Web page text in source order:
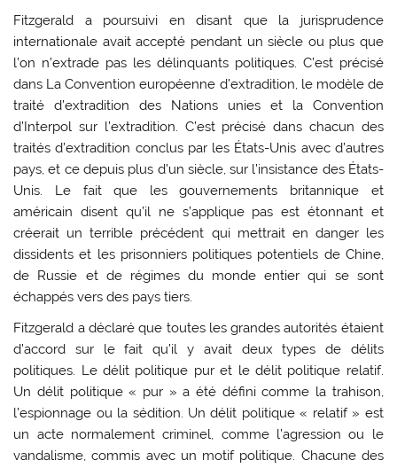
Fitzgerald a poursuivi en disant que la jurisprudence
internationale avait accepté pendant un siècle ou plus que
l’on n’extrade pas les délinquants politiques. C’est précisé
dans La Convention européenne d’extradition, le modèle de
traité d’extradition des Nations unies et la Convention
d’Interpol sur l’extradition. C’est précisé dans chacun des
traités d’extradition conclus par les États-Unis avec d’autres
pays, et ce depuis plus d’un siècle, sur l’insistance des États-
Unis. Le fait que les gouvernements britannique et
américain disent qu’il ne s’applique pas est étonnant et
créerait un terrible précédent qui mettrait en danger les
dissidents et les prisonniers politiques potentiels de Chine,
de Russie et de régimes du monde entier qui se sont
échappés vers des pays tiers.
Fitzgerald a déclaré que toutes les grandes autorités étaient
d’accord sur le fait qu’il y avait deux types de délits
politiques. Le délit politique pur et le délit politique relatif.
Un délit politique « pur » a été défini comme la trahison,
l’espionnage ou la sédition. Un délit politique « relatif » est
un acte normalement criminel, comme l’agression ou le
vandalisme, commis avec un motif politique. Chacune des